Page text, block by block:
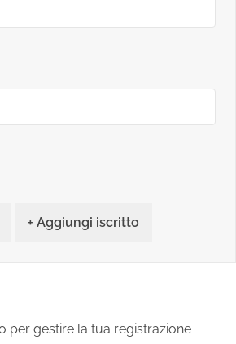
+ Aggiungi iscritto
per gestire la tua registrazione